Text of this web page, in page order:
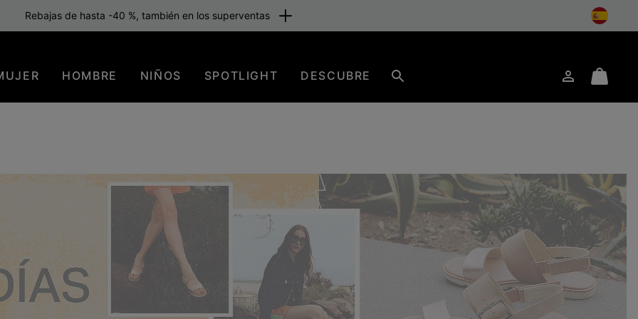
Rebajas de hasta -40 %, también en los superventas
HOMBRE NIÑOS SPOTLIGHT DESCUBRE
Iniciar
Mini